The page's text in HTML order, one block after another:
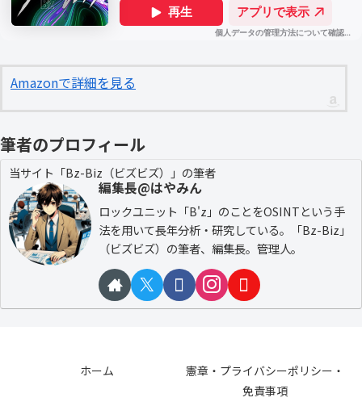
Amazonで詳細を見る
筆者のプロフィール
当サイト「Bz-Biz（ビズビズ）」の筆者
編集長@はやみん
ロックユニット「B'z」のことをOSINTという手
法を用いて長年分析・研究している。「Bz-Biz」
（ビズビズ）の筆者、編集長。管理人。
ホーム
憲章・プライバシーポリシー・
免責事項